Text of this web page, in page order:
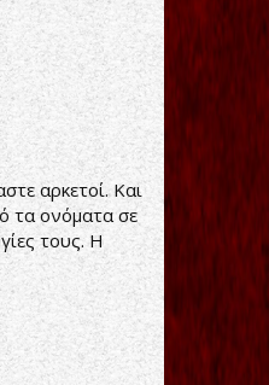
αρκετοί. Και
τα ονόματα σε
τους. Η